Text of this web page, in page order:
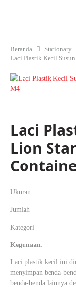
Beranda Stationary
Laci Plastik Kecil
Laci
Lion
Ukuran
Jumlah
Kategori
Kegunaan:
Laci plastik kecil ini
menyimpan benda-
benda-benda lainnya